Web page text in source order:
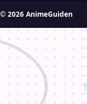
© 2026 AnimeGuiden